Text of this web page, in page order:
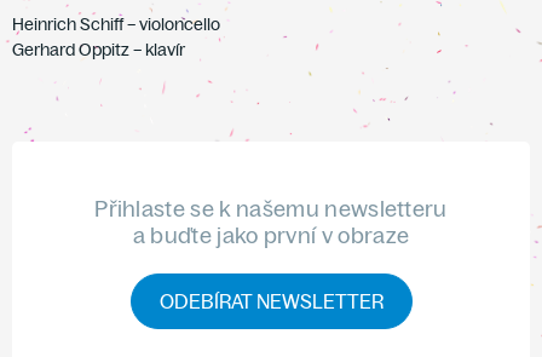
Heinrich Schiff – violoncello
Gerhard Oppitz – klavír
Přihlaste se k našemu newsletteru
a buďte jako první v obraze
ODEBÍRAT NEWSLETTER